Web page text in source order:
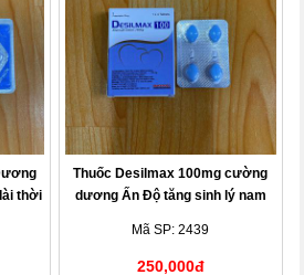
thời
Thuốc Desilmax 100mg cường
dương Ấn Độ tăng sinh lý nam
Mã SP: 2439
250,000đ